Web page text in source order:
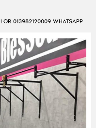
013982120009 WHATSAPP